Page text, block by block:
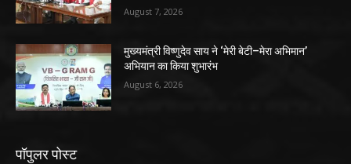
August 7, 2026
मुख्यमंत्री विष्णुदेव साय ने ‘मेरी बेटी–मेरा अभिमान’
अभियान का किया शुभारंभ
August 6, 2026
पॉपुलर पोस्ट